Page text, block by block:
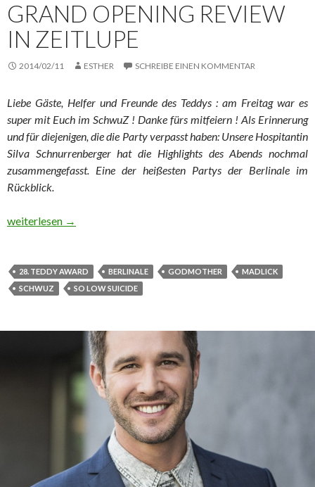
GRAND OPENING REVIEW
IN ZEITLUPE
2014/02/11 ESTHER SCHREIBE EINEN KOMMENTAR
Liebe Gäste, Helfer und Freunde des Teddys : am Freitag war es
super mit Euch im SchwuZ ! Danke fürs mitfeiern ! Als Erinnerung
und für diejenigen, die die Party verpasst haben: Unsere Hospitantin
Silva Schnurrenberger hat die Highlights des Abends nochmal
zusammengefasst. Eine der heißesten Partys der Berlinale im
Rückblick.
Grand Opening Review in Zeitlupe
weiterlesen →
28. TEDDY AWARD BERLINALE GODMOTHER
MADLICK
SCHWUZ
SO LOW SUICIDE